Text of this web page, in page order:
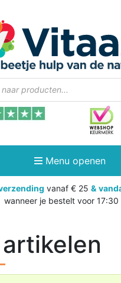
Menu openen
vanaf € 25 &
wanneer je bestelt voor 17:30